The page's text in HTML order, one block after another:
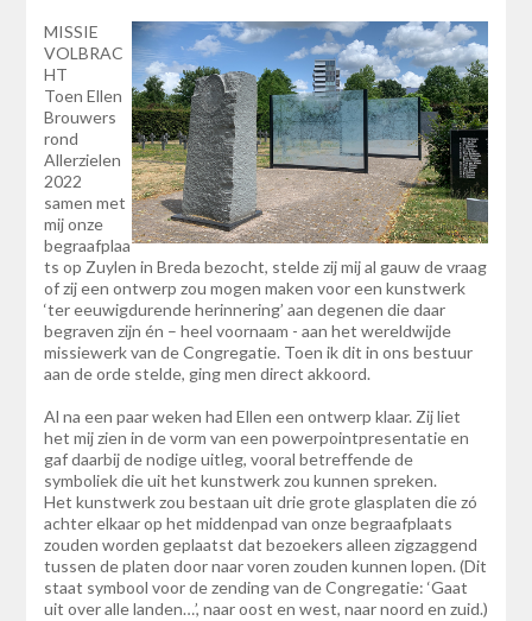
MISSIE
VOLBRAC
HT
Toen Ellen
Brouwers
rond
Allerzielen
2022
samen met
mij onze
begraafplaa
ts op Zuylen in Breda bezocht, stelde zij mij al gauw de vraag
of zij een ontwerp zou mogen maken voor een kunstwerk
‘ter eeuwigdurende herinnering’ aan degenen die daar
begraven zijn én – heel voornaam - aan het wereldwijde
missiewerk van de Congregatie. Toen ik dit in ons bestuur
aan de orde stelde, ging men direct akkoord.
Al na een paar weken had Ellen een ontwerp klaar. Zij liet
het mij zien in de vorm van een powerpointpresentatie en
gaf daarbij de nodige uitleg, vooral betreffende de
symboliek die uit het kunstwerk zou kunnen spreken.
Het kunstwerk zou bestaan uit drie grote glasplaten die zó
achter elkaar op het middenpad van onze begraafplaats
zouden worden geplaatst dat bezoekers alleen zigzaggend
tussen de platen door naar voren zouden kunnen lopen. (Dit
staat symbool voor de zending van de Congregatie: ‘Gaat
uit over alle landen…’, naar oost en west, naar noord en zuid.)